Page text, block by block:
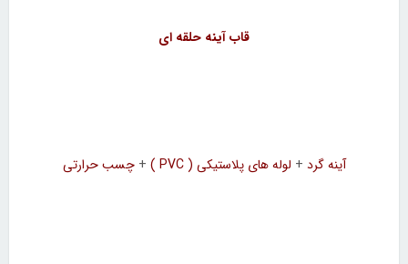
قاب آینه حلقه ای
آینه گرد + لوله های پلاستیکی ( PVC ) +چسب حرارتی